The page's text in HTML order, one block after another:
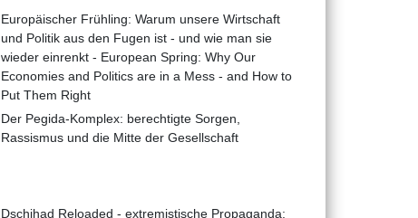
Europäischer Frühling: Warum unsere Wirtschaft
und Politik aus den Fugen ist - und wie man sie
wieder einrenkt - European Spring: Why Our
Economies and Politics are in a Mess - and How to
Put Them Right
Der Pegida-Komplex: berechtigte Sorgen,
Rassismus und die Mitte der Gesellschaft
Dschihad Reloaded - extremistische Propaganda: